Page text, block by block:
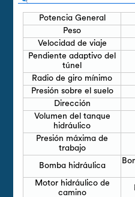
Potencia General
Peso
Velocidad de viaje
Pendiente adaptivo del
túnel
Radio de giro mínimo
Presión sobre el suelo
Dirección
Volumen del tanque
hidráulico
Presión máxima de
trabajo
Bomba hidráulica
Motor hidráulico de
camino